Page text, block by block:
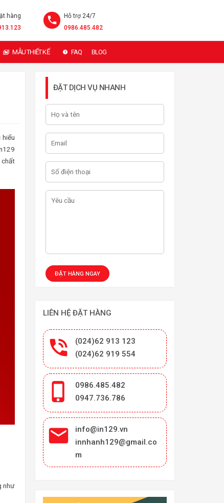
Hỗ trợ 24/7
0986.485.482
hàng
MẪU THIẾT KẾ FAQ BLOG
hiểu
chất
như
ĐẶT DỊCH VỤ NHANH
LIÊN HỆ ĐẶT HÀNG

(024)62 913 123
(024)62 919 554

0986.485.482
0947.736.786

info@in129.vn
innhanh129@gmail.co
m